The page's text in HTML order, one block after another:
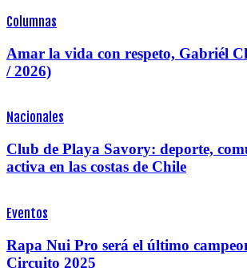
Columnas
Amar la vida con respeto, Gabriél
/ 2026)
Nacionales
Club de Playa Savory: deporte,
activa en las costas de Chile
Eventos
Rapa Nui Pro será el último
Circuito 2025